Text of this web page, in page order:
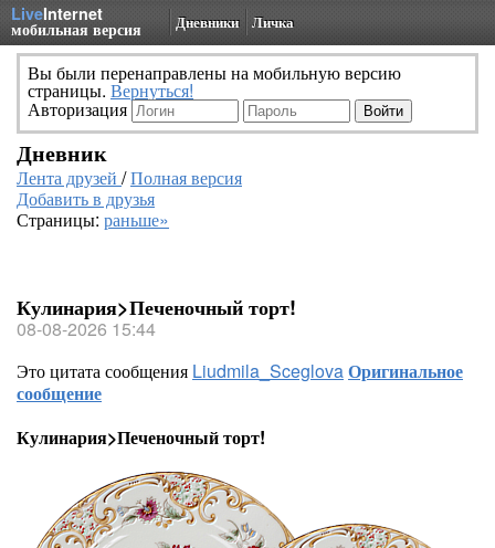
LiveInternet
мобильная версия Дневники Личка
Вы были перенаправлены на мобильную версию
страницы. Вернуться!
Авторизация
Дневник
Лента друзей /Полная версия
Добавить в друзья
Страницы: раньше»
Кулинария>Печеночный торт!
08-08-2026 15:44
Это цитата сообщения Liudmila_SceglovaОригинальное
сообщение
Кулинария>Печеночный торт!